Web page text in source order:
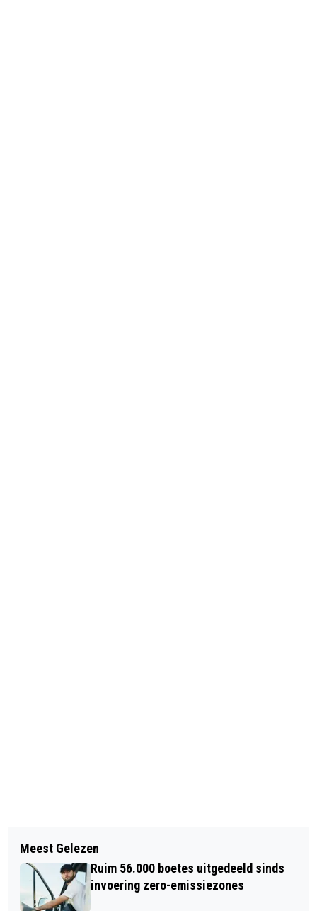
AANPAK WEBWINKELS DIE REGELS
OVERTREDEN
'LAFFE TYPETJES' BEDREIGEN
PERSONEEL VREEMDELINGENDIENST
Meest Gelezen
Ruim 56.000 boetes uitgedeeld sinds
invoering zero-emissiezones